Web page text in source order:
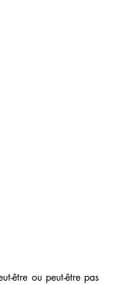
être ou peut-être pas